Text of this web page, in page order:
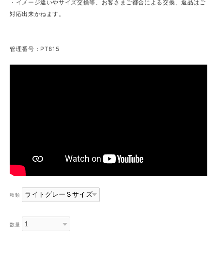
・イメージ違いやサイズ交換等、お客さまご都合による交換、返品はご
対応出来かねます。
管理番号：PT815
種類
数量